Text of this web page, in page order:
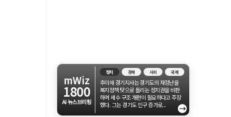
mWiz
1800
AI 뉴스브리핑
정치 경제 사회 국제
추미애 경기지사는 경기도의 재정난을
복지정책 탓으로 돌리는 정치권을 비판
하며 세수 구조 개편이 필요하다고 주장
했다. 그는 경기도 인구 증가로...
→